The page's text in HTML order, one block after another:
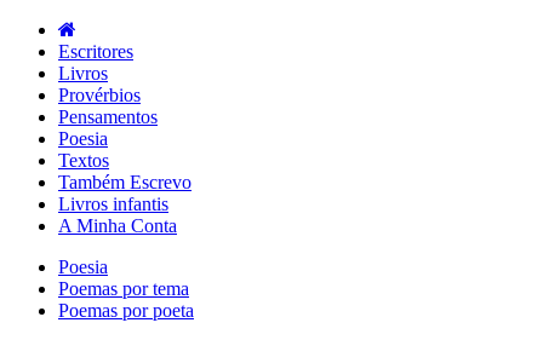
Escritores
Livros
Provérbios
Pensamentos
Poesia
Textos
Também Escrevo
Livros infantis
A Minha Conta
Poesia
Poemas por tema
Poemas por poeta